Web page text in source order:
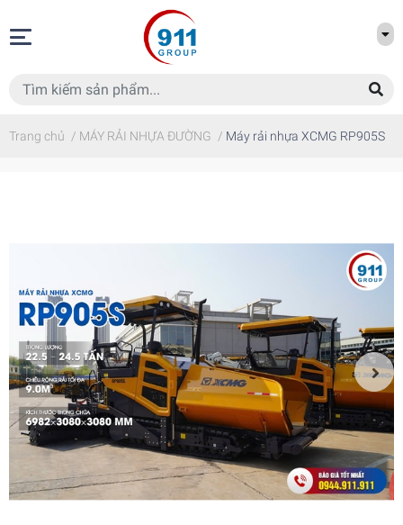
Trang chủ / MÁY RẢI NHỰA ĐƯỜNG / Máy rải nhựa XCMG RP905S